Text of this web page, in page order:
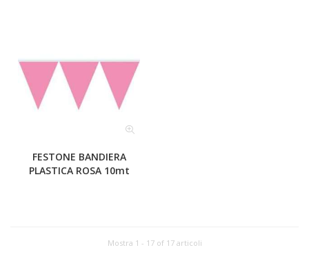
FESTONE BANDIERA
PLASTICA ROSA 10mt
Mostra 1 - 17 of 17 articoli